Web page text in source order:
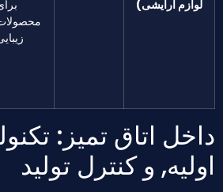
لوازم آرایشی)
برای
محصولات
زیبایی
اتاق تمیز:
و کنترل تولید